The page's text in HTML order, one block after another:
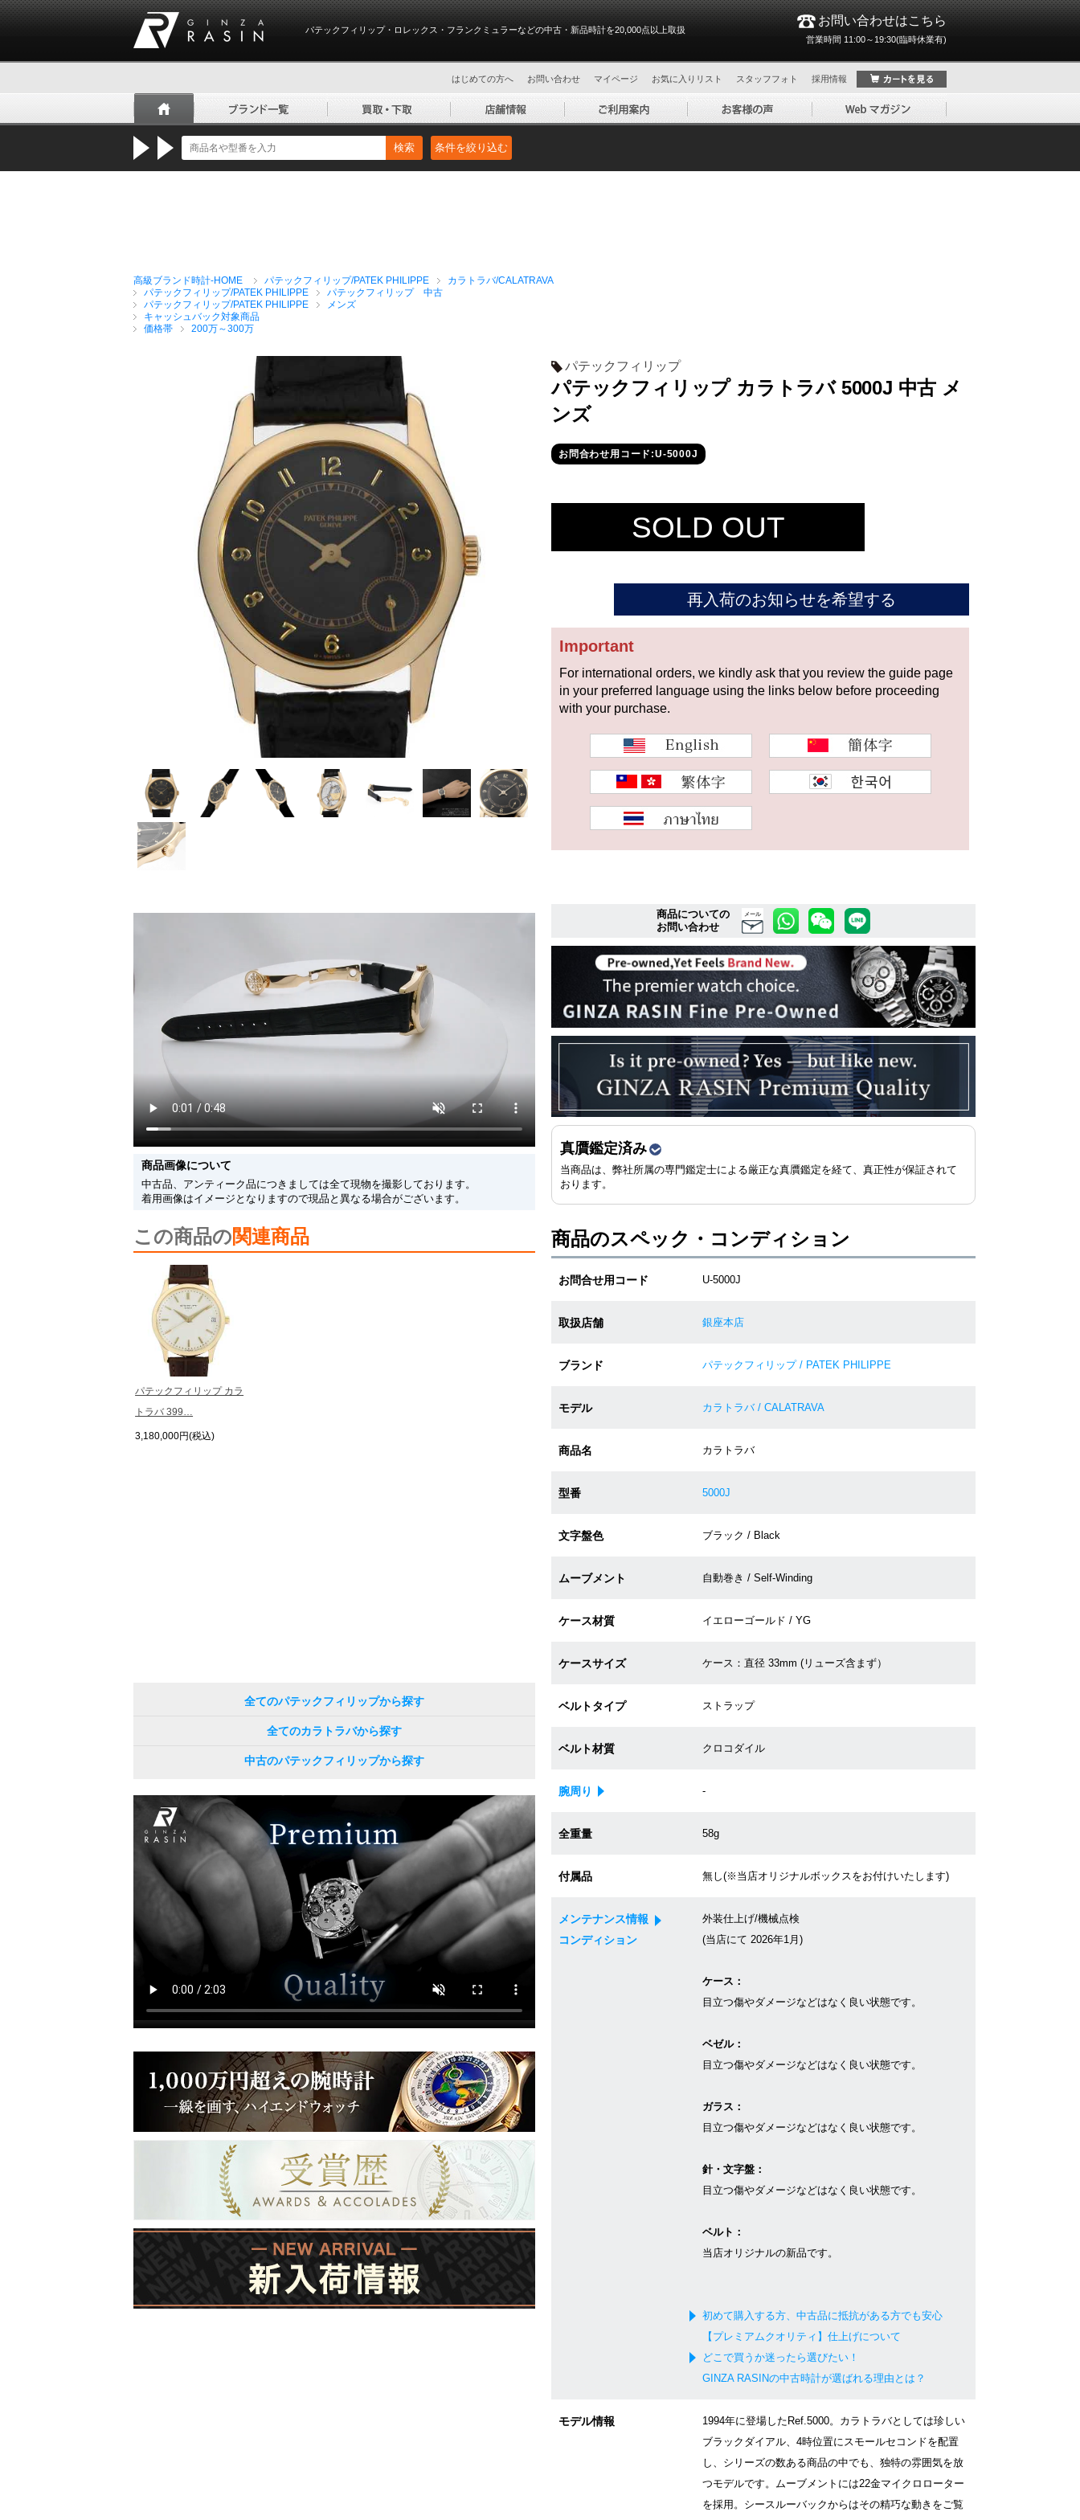
パテックフィリップ・ロレックス・フランクミュラーなどの中古・新品時計を20,000点以上取扱
お問い合わせはこちら
営業時間 11:00～19:30(臨時休業有)
はじめての方へ お問い合わせ マイページ お気に入りリスト スタッフフォト 採用情報
検索 条件を絞り込む
高級ブランド時計-HOME パテックフィリップ/PATEK PHILIPPE
カラトラバ/CALATRAVA
パテックフィリップ/PATEK PHILIPPE
パテックフィリップ 中古
パテックフィリップ/PATEK PHILIPPE
メンズ
キャッシュバック対象商品
価格帯
200万～300万
パテックフィリップ
パテックフィリップ カラトラバ 5000J 中古 メ
ンズ
お問合わせ用コード:U-5000J
SOLD OUT
再入荷のお知らせを希望する
Important
For international orders, we kindly ask that you review the guide page
in your preferred language using the links below before proceeding
with your purchase.
商品画像について
中古品、アンティーク品につきましては全て現物を撮影しております。
着用画像はイメージとなりますので現品と異なる場合がございます。
この商品の関連商品
パテックフィリップ カラ
トラバ 399…
3,180,000円(税込)
全てのパテックフィリップから探す
全てのカラトラバから探す
中古のパテックフィリップから探す
商品についての
お問い合わせ
メール
真贋鑑定済み
当商品は、弊社所属の専門鑑定士による厳正な真贋鑑定を経て、真正性が保証されて
おります。
商品のスペック・コンディション
お問合せ用コード U-5000J
取扱店舗 銀座本店
ブランド パテックフィリップ / PATEK PHILIPPE
モデル カラトラバ / CALATRAVA
商品名 カラトラバ
型番 5000J
文字盤色 ブラック / Black
ムーブメント 自動巻き / Self-Winding
ケース材質 イエローゴールド / YG
ケースサイズ ケース：直径 33mm (リューズ含まず）
ベルトタイプ ストラップ
ベルト材質 クロコダイル
腕周り -
全重量 58g
付属品 無し(※当店オリジナルボックスをお付けいたします)
メンテナンス情報
コンディション
外装仕上げ/機械点検
(当店にて 2026年1月)
ケース：
目立つ傷やダメージなどはなく良い状態です。
ベゼル：
目立つ傷やダメージなどはなく良い状態です。
ガラス：
目立つ傷やダメージなどはなく良い状態です。
針・文字盤：
目立つ傷やダメージなどはなく良い状態です。
ベルト：
当店オリジナルの新品です。
初めて購入する方、中古品に抵抗がある方でも安心
【プレミアムクオリティ】仕上げについて
どこで買うか迷ったら選びたい！
GINZA RASINの中古時計が選ばれる理由とは？
モデル情報
1994年に登場したRef.5000。カラトラバとしては珍しい
ブラックダイアル、4時位置にスモールセコンドを配置
し、シリーズの数ある商品の中でも、独特の雰囲気を放
つモデルです。ムーブメントには22金マイクロローター
を採用。シースルーバックからはその精巧な動きをご覧